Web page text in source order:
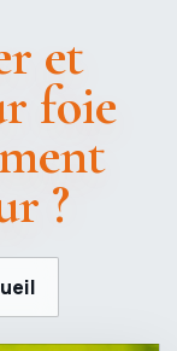
et
foie
?